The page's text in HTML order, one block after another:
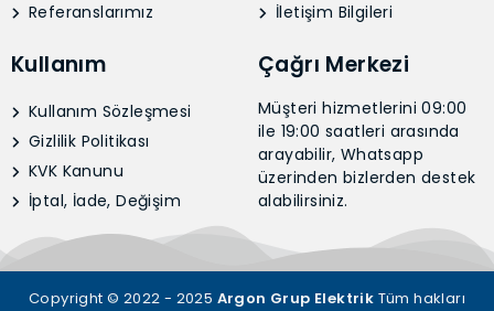
Referanslarımız
İletişim Bilgileri
Kullanım
Kullanım Sözleşmesi
Gizlilik Politikası
KVK Kanunu
İptal, İade, Değişim
Çağrı Merkezi
Müşteri hizmetlerini 09:00
ile 19:00 saatleri arasında
arayabilir, Whatsapp
üzerinden bizlerden destek
alabilirsiniz.
Copyright © 2022 - 2025 Argon Grup Elektrik Tüm hakları